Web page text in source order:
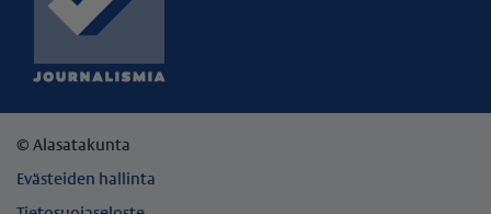
© Alasatakunta
Evästeiden hallinta